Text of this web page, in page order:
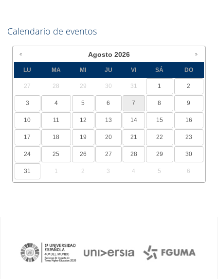
Calendario de eventos
Agosto 2026
LU MA MI JU VI SÁ DO
27 28 29 30 31 1 2
3 4 5 6 7 8 9
10 11 12 13 14 15 16
17 18 19 20 21 22 23
24 25 26 27 28 29 30
31 1 2 3 4 5 6